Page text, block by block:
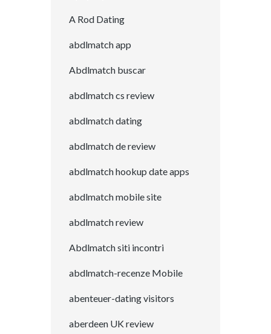
A Rod Dating
abdlmatch app
Abdlmatch buscar
abdlmatch cs review
abdlmatch dating
abdlmatch de review
abdlmatch hookup date apps
abdlmatch mobile site
abdlmatch review
Abdlmatch siti incontri
abdlmatch-recenze Mobile
abenteuer-dating visitors
aberdeen UK review